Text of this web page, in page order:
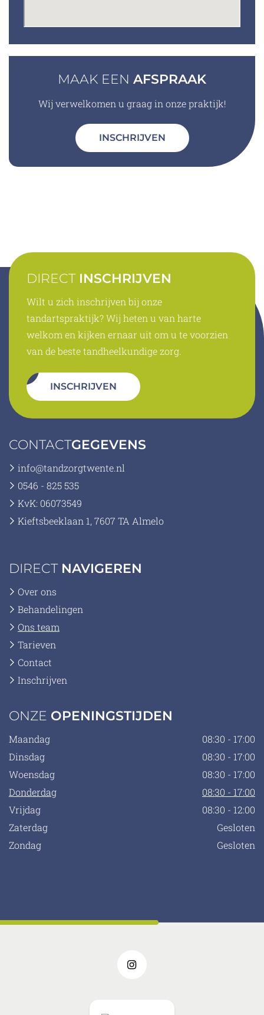
MAAK EEN AFSPRAAK
Wij verwelkomen u graag in onze praktijk!
INSCHRIJVEN
DIRECT INSCHRIJVEN
Wilt u zich inschrijven bij onze
tandartspraktijk? Wij heten u van harte
welkom en kijken ernaar uit om u te voorzien
van de beste tandheelkundige zorg.
INSCHRIJVEN
CONTACTGEGEVENS
info@tandzorgtwente.nl
0546 - 825 535
KvK: 06073549
Kieftsbeeklaan 1, 7607 TA Almelo
DIRECT NAVIGEREN
Over ons
Behandelingen
Ons team
Tarieven
Contact
Inschrijven
ONZE OPENINGSTIJDEN
Maandag
08:30 - 17:00
Dinsdag
08:30 - 17:00
Woensdag
08:30 - 17:00
Donderdag
08:30 - 17:00
Vrijdag
08:30 - 12:00
Zaterdag
Gesloten
Zondag
Gesloten